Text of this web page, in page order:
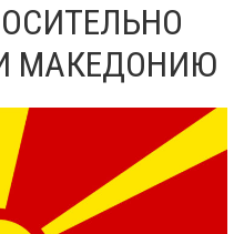
МАКЕДОНИЮ